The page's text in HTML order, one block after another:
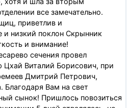
все замечательно.
приветлив и
низкий поклон Скрынник
и внимание!
сечения провел
Цхай Виталий Борисович, при
Дмитрий Петрович,
Благодаря Вам на свет
сынок! Пришлось повозиться